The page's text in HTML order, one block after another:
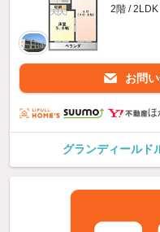
2階 / 2LDK
お問
ほ
グランディールド